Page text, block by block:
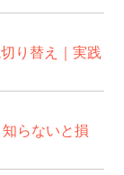
り替え｜実践
らないと損